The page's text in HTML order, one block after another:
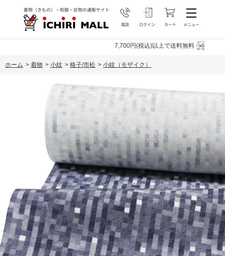
7,700円(税込)以上で送料無料
ホーム > 着物 > 小紋 > 格子/市松 > 小紋（モザイク）